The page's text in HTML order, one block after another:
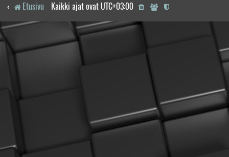
Etusivu Kaikki ajat ovat UTC+03:00